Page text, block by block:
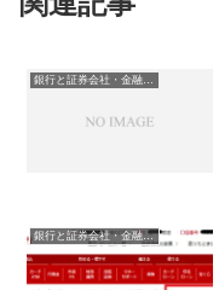
銀行と証券会社・金融商品
銀行と証券会社・金融商品